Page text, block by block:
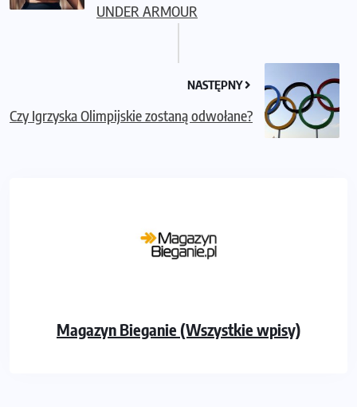
UNDER ARMOUR
NASTĘPNY
Czy Igrzyska Olimpijskie zostaną odwołane?
Magazyn Bieganie (Wszystkie wpisy)